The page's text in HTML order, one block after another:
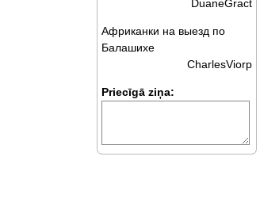
DuaneGract
Африканки на выезд по
Балашихе
CharlesViorp
Priecīgā ziņa: